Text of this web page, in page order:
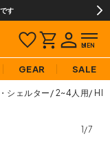
す
GEAR SALE
シェルター 2~4人用
1/7